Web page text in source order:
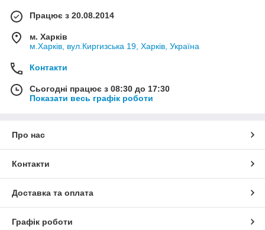
Працює з 20.08.2014
м. Харків
м.Харків, вул.Киргизська 19, Харків, Україна
Контакти
Сьогодні працює з 08:30 до 17:30
Показати весь графік роботи
Про нас
Контакти
Доставка та оплата
Графік роботи